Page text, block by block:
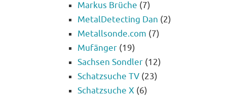
Markus Brüche (7)
MetalDetecting Dan (2)
Metallsonde.com (7)
Mufänger (19)
Sachsen Sondler (12)
Schatzsuche TV (23)
Schatzsuche X (6)